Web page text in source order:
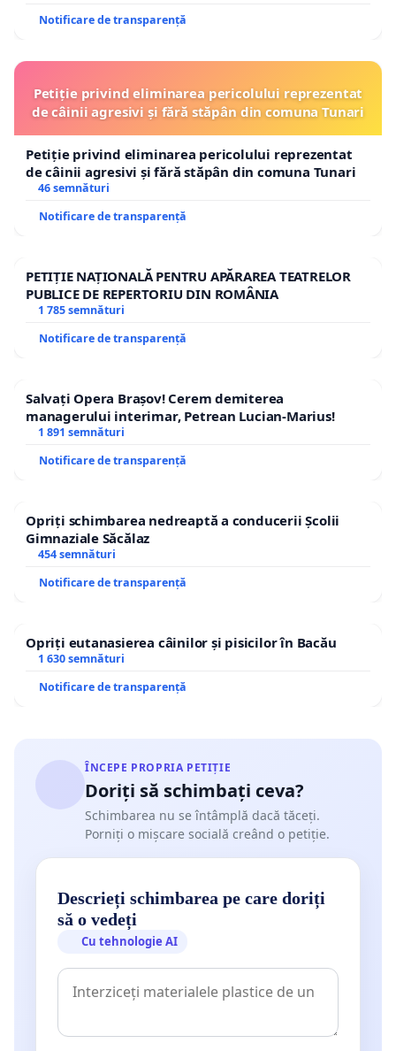
Notificare de transparență
Petiție privind eliminarea pericolului reprezentat
de câinii agresivi și fără stăpân din comuna Tunari
Petiție privind eliminarea pericolului reprezentat
de câinii agresivi și fără stăpân din comuna Tunari
46 semnături
Notificare de transparență
PETIȚIE NAȚIONALĂ PENTRU APĂRAREA TEATRELOR
PUBLICE DE REPERTORIU DIN ROMÂNIA
1 785 semnături
Notificare de transparență
Salvați Opera Brașov! Cerem demiterea
managerului interimar, Petrean Lucian-Marius!
1 891 semnături
Notificare de transparență
Opriți schimbarea nedreaptă a conducerii Școlii
Gimnaziale Săcălaz
454 semnături
Notificare de transparență
Opriți eutanasierea câinilor și pisicilor în Bacău
1 630 semnături
Notificare de transparență
ÎNCEPE PROPRIA PETIȚIE
Doriți să schimbați ceva?
Schimbarea nu se întâmplă dacă tăceți.
Porniți o mișcare socială creând o petiție.
Descrieți schimbarea pe care doriți
să o vedeți
Cu tehnologie AI